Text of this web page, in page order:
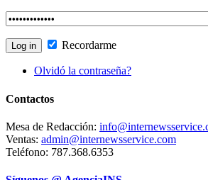
Recordarme
Olvidó la contraseña?
Contactos
Mesa de Redacción:
Ventas: admin@internewsservice.com
Teléfono: 787.368.6353